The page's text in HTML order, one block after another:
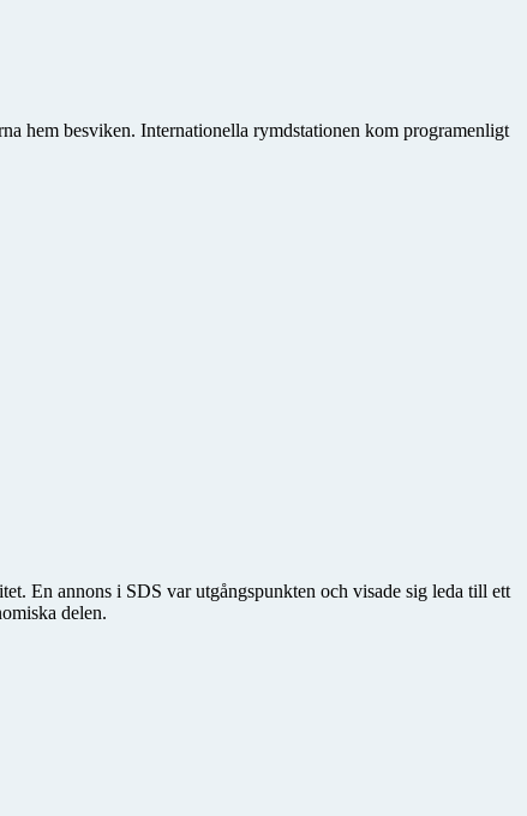
hem besviken. Internationella rymdstationen kom programenligt
En annons i SDS var utgångspunkten och visade sig leda till ett
delen.